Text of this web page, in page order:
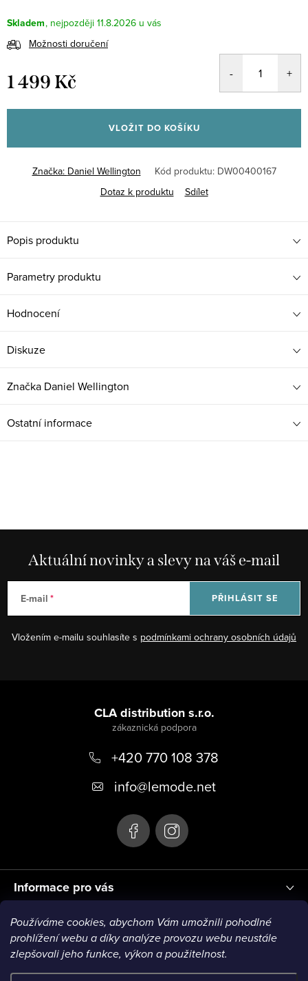
Používáme cookies, abychom Vám umožnili pohodlné
prohlížení webu a díky analýze provozu webu neustále
zlepšovali jeho funkce, výkon a použitelnost.
Skladem
11.8.2026
Možnosti doručení
1 499 Kč
cena:
VLOŽIT DO KOŠÍKU
Značka: Daniel Wellington Kód produktu: DW00400167
Dotaz k produktu
Sdílet
Popis produktu
Parametry produktu
Hodnocení
Diskuze
Značka Daniel Wellington
Ostatní informace
Aktuální novinky a slevy na váš e-mail
E-mail
Vložením e-mailu souhlasíte s podmínkami ochrany osobních údajů
PŘIHLÁSIT SE
Informace pro vás
CLA distribution s.r.o.
+420 770 108 378
info@lemode.net
Blog